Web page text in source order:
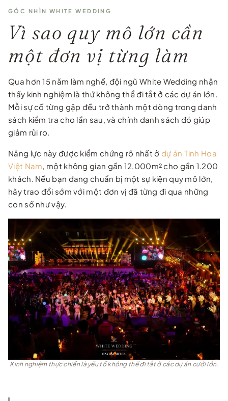
GÓC NHÌN WHITE WEDDING
Vì sao quy mô lớn cần
một đơn vị từng làm
Qua hơn 15 năm làm nghề, đội ngũ White Wedding nhận
thấy kinh nghiệm là thứ không thể đi tắt ở các dự án lớn.
Mỗi sự cố từng gặp đều trở thành một dòng trong danh
sách kiểm tra cho lần sau, và chính danh sách đó giúp
giảm rủi ro.
Năng lực này được kiểm chứng rõ nhất ở dự án Tinh Hoa
Việt Nam , một không gian gần 12.000m² cho gần 1.200
khách. Nếu bạn đang chuẩn bị một sự kiện quy mô lớn,
hãy trao đổi sớm với một đơn vị đã từng đi qua những
con số như vậy.
Kinh nghiệm thực chiến là yếu tố không thể đi tắt ở các dự án cưới lớn.